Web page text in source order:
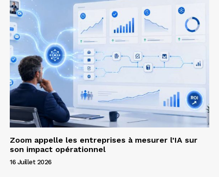
Zoom appelle les entreprises à mesurer l’IA sur
son impact opérationnel
16 Juillet 2026